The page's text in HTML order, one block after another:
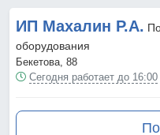
ИП Махалин Р.А.
оборудования
Бекетова, 88
Сегодня работает до 16:00